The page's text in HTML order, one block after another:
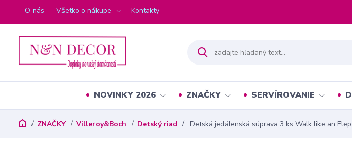
O nás Všetko o nákupe Kontakty
NOVINKY 2026 ZNAČKY SERVÍROVANIE
ZNAČKY Villeroy&Boch Detský riad Detská jedálenská súprava 3 ks Walk like an